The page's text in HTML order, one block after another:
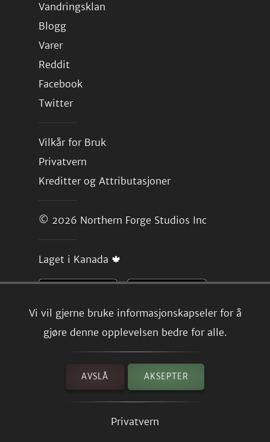
Vi vil gjerne bruke informasjonskapseler for å
gjøre denne opplevelsen bedre for alle.
AVSLÅ AKSEPTER
Privatvern
Vandringsklan
Blogg
Varer
Reddit
Facebook
Twitter
Vilkår for Bruk
Privatvern
Kreditter og Attributasjoner
© 2026 Northern Forge Studios Inc
Laget i Kanada 🍁